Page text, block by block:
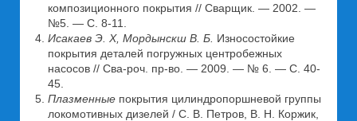
композиционного покрытия // Сварщик. — 2002. —
№5. — С. 8-11.
Исакаев Э. X, Мордынскш В. Б. Износостойкие
покрытия деталей погружных центробежных
насосов // Сва-роч. пр-во. — 2009. — № 6. — С. 40-
45.
Плазменные покрытия цилиндропоршневой группы
локомотивных дизелей / С. В. Петров, В. Н. Коржик,